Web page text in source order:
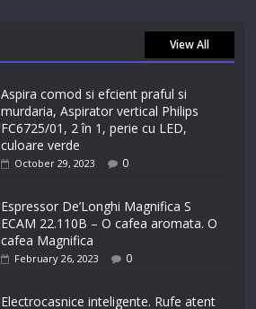
View All
Aspira comod si efcient praful si
murdaria, Aspirator vertical Philips
FC6725/01, 2 în 1, perie cu LED,
culoare verde
October 29, 2023 0
Espressor De’Longhi Magnifica S
ECAM 22.110B – O cafea aromata. O
cafea Magnifica
February 26, 2023 0
Electrocasnice inteligente. Rufe atent